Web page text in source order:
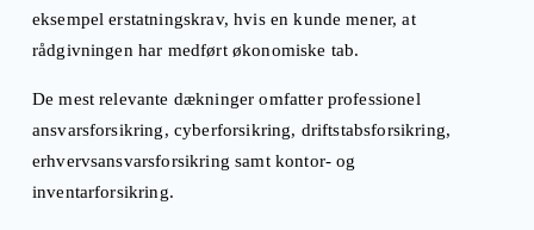
eksempel erstatningskrav, hvis en kunde mener, at
rådgivningen har medført økonomiske tab.
De mest relevante dækninger omfatter professionel
ansvarsforsikring, cyberforsikring, driftstabsforsikring,
erhvervsansvarsforsikring samt kontor- og
inventarforsikring.